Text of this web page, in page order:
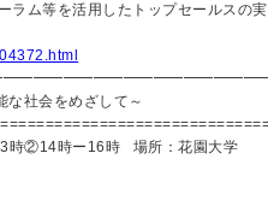
ラム等を活用したトップセールスの
社会をめざして～
時②14時ー16時 場所：花園大学